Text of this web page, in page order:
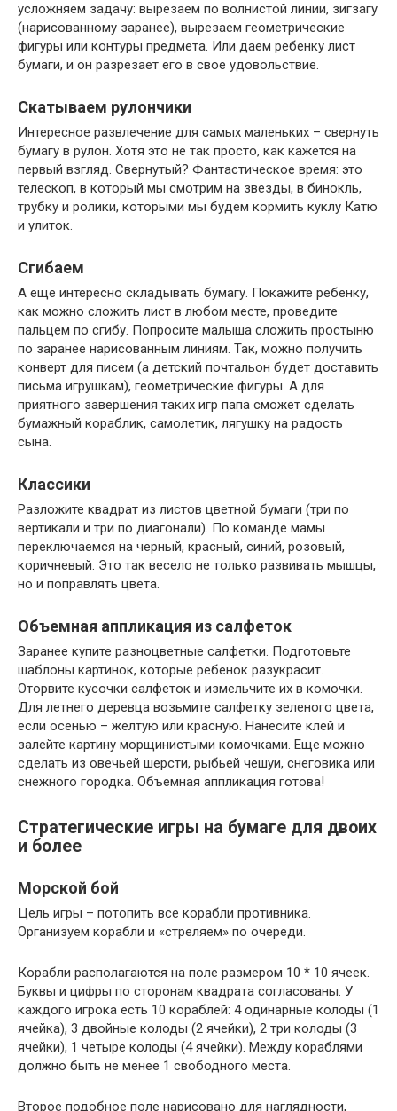
усложняем задачу: вырезаем по волнистой линии, зигзагу
(нарисованному заранее), вырезаем геометрические
фигуры или контуры предмета. Или даем ребенку лист
бумаги, и он разрезает его в свое удовольствие.
Скатываем рулончики
Интересное развлечение для самых маленьких – свернуть
бумагу в рулон. Хотя это не так просто, как кажется на
первый взгляд. Свернутый? Фантастическое время: это
телескоп, в который мы смотрим на звезды, в бинокль,
трубку и ролики, которыми мы будем кормить куклу Катю
и улиток.
Сгибаем
А еще интересно складывать бумагу. Покажите ребенку,
как можно сложить лист в любом месте, проведите
пальцем по сгибу. Попросите малыша сложить простыню
по заранее нарисованным линиям. Так, можно получить
конверт для писем (а детский почтальон будет доставить
письма игрушкам), геометрические фигуры. А для
приятного завершения таких игр папа сможет сделать
бумажный кораблик, самолетик, лягушку на радость
сына.
Классики
Разложите квадрат из листов цветной бумаги (три по
вертикали и три по диагонали). По команде мамы
переключаемся на черный, красный, синий, розовый,
коричневый. Это так весело не только развивать мышцы,
но и поправлять цвета.
Объемная аппликация из салфеток
Заранее купите разноцветные салфетки. Подготовьте
шаблоны картинок, которые ребенок разукрасит.
Оторвите кусочки салфеток и измельчите их в комочки.
Для летнего деревца возьмите салфетку зеленого цвета,
если осенью – желтую или красную. Нанесите клей и
залейте картину морщинистыми комочками. Еще можно
сделать из овечьей шерсти, рыбьей чешуи, снеговика или
снежного городка. Объемная аппликация готова!
Стратегические игры на бумаге для двоих
и более
Морской бой
Цель игры – потопить все корабли противника.
Организуем корабли и «стреляем» по очереди.
Корабли располагаются на поле размером 10 * 10 ячеек.
Буквы и цифры по сторонам квадрата согласованы. У
каждого игрока есть 10 кораблей: 4 одинарные колоды (1
ячейка), 3 двойные колоды (2 ячейки), 2 три колоды (3
ячейки), 1 четыре колоды (4 ячейки). Между кораблями
должно быть не менее 1 свободного места.
Второе подобное поле нарисовано для наглядности,